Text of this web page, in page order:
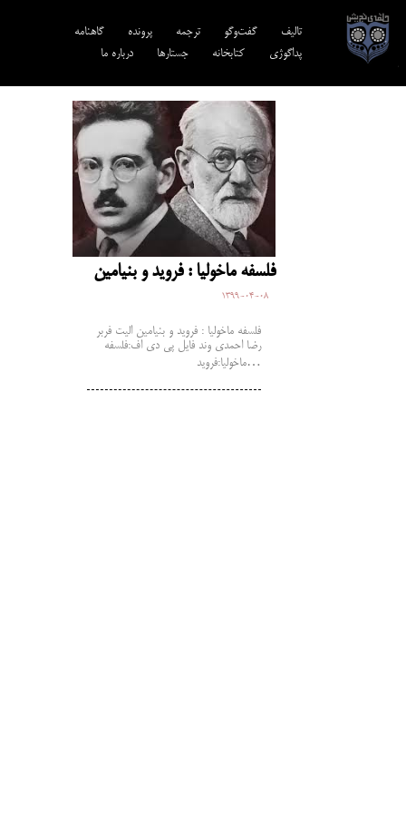
تالیف‎‌ گفت‌وگو ترجمه‌ پرونده
گاهنامه
پداگوژی
کتابخانه جستارها درباره ما
فلسفه ماخولیا : فروید و بنیامین
1399-04-08
فلسفه ماخولیا : فروید و بنیامین الیت فربر
رضا احمدی وند فایل پی دی اف:فلسفه
ماخولیا:فروید…